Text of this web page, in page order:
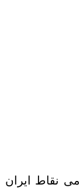
نقاط ایران